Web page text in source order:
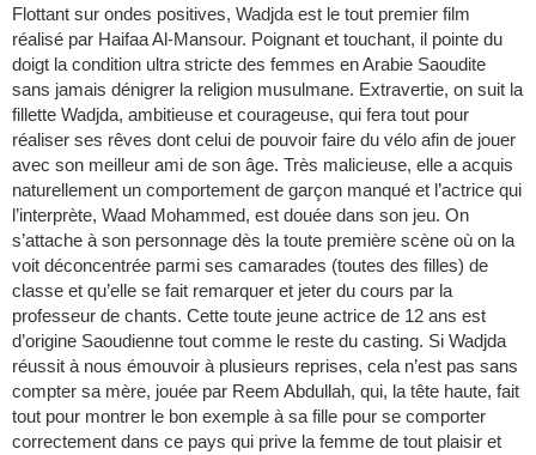
Flottant sur ondes positives, Wadjda est le tout premier film
réalisé par Haifaa Al-Mansour. Poignant et touchant, il pointe du
doigt la condition ultra stricte des femmes en Arabie Saoudite
sans jamais dénigrer la religion musulmane. Extravertie, on suit la
fillette Wadjda, ambitieuse et courageuse, qui fera tout pour
réaliser ses rêves dont celui de pouvoir faire du vélo afin de jouer
avec son meilleur ami de son âge. Très malicieuse, elle a acquis
naturellement un comportement de garçon manqué et l’actrice qui
l’interprète, Waad Mohammed, est douée dans son jeu. On
s’attache à son personnage dès la toute première scène où on la
voit déconcentrée parmi ses camarades (toutes des filles) de
classe et qu’elle se fait remarquer et jeter du cours par la
professeur de chants. Cette toute jeune actrice de 12 ans est
d’origine Saoudienne tout comme le reste du casting. Si Wadjda
réussit à nous émouvoir à plusieurs reprises, cela n’est pas sans
compter sa mère, jouée par Reem Abdullah, qui, la tête haute, fait
tout pour montrer le bon exemple à sa fille pour se comporter
correctement dans ce pays qui prive la femme de tout plaisir et